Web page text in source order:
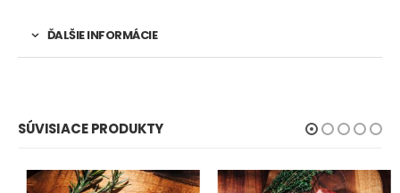
ĎALŠIE INFORMÁCIE
SÚVISIACE PRODUKTY